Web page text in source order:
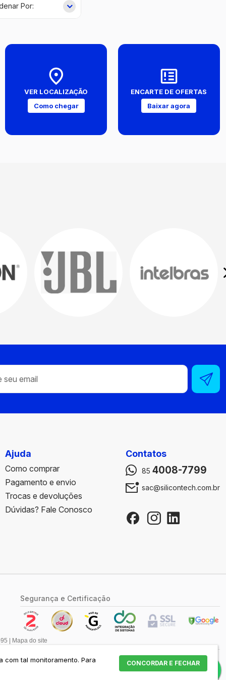
com tal monitoramento. Para
CONCORDAR E FECHAR
VER LOCALIZAÇÃO
Como chegar
ENCARTE DE OFERTAS
Baixar agora
Ajuda
Como comprar
Pagamento e envio
Trocas e devoluções
Dúvidas? Fale Conosco
Contatos
85 4008-7799
sac@silicontech.com.br
Segurança e Certificação
| Mapa do site